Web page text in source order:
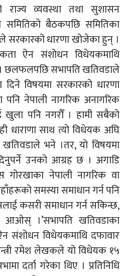
राज्य व्यवस्था तथा सुशासन
बैठकपछि समितिका
सरकारको धारणा खोजेका हुन् ।
ऐन संशोधन विधेयकमाथि
छलफलपछि सभापति खतिवडाले
विषयमा सरकारको धारणा
पनि नेपाली नागरिक अनागरिक
पनि नगरौँ । हामी सबैको
धाराणा साथ त्यो विधेयक अघि
खतिवडाले भने ।तर, यो विषयमा
उनको आग्रह छ । अगाडि
गोरखाका नेपाली नागरिक वा
समस्या समाधान गर्न पनि
कसरी समाधान गर्न सकिन्छ,
आओस् ।’सभापति खतिवडाका
संशोधन विधेयकमाथि दफावार
रमेश लेखकले यो विधेयक १५
दर्ता गरेका थिए । प्रतिनिधि